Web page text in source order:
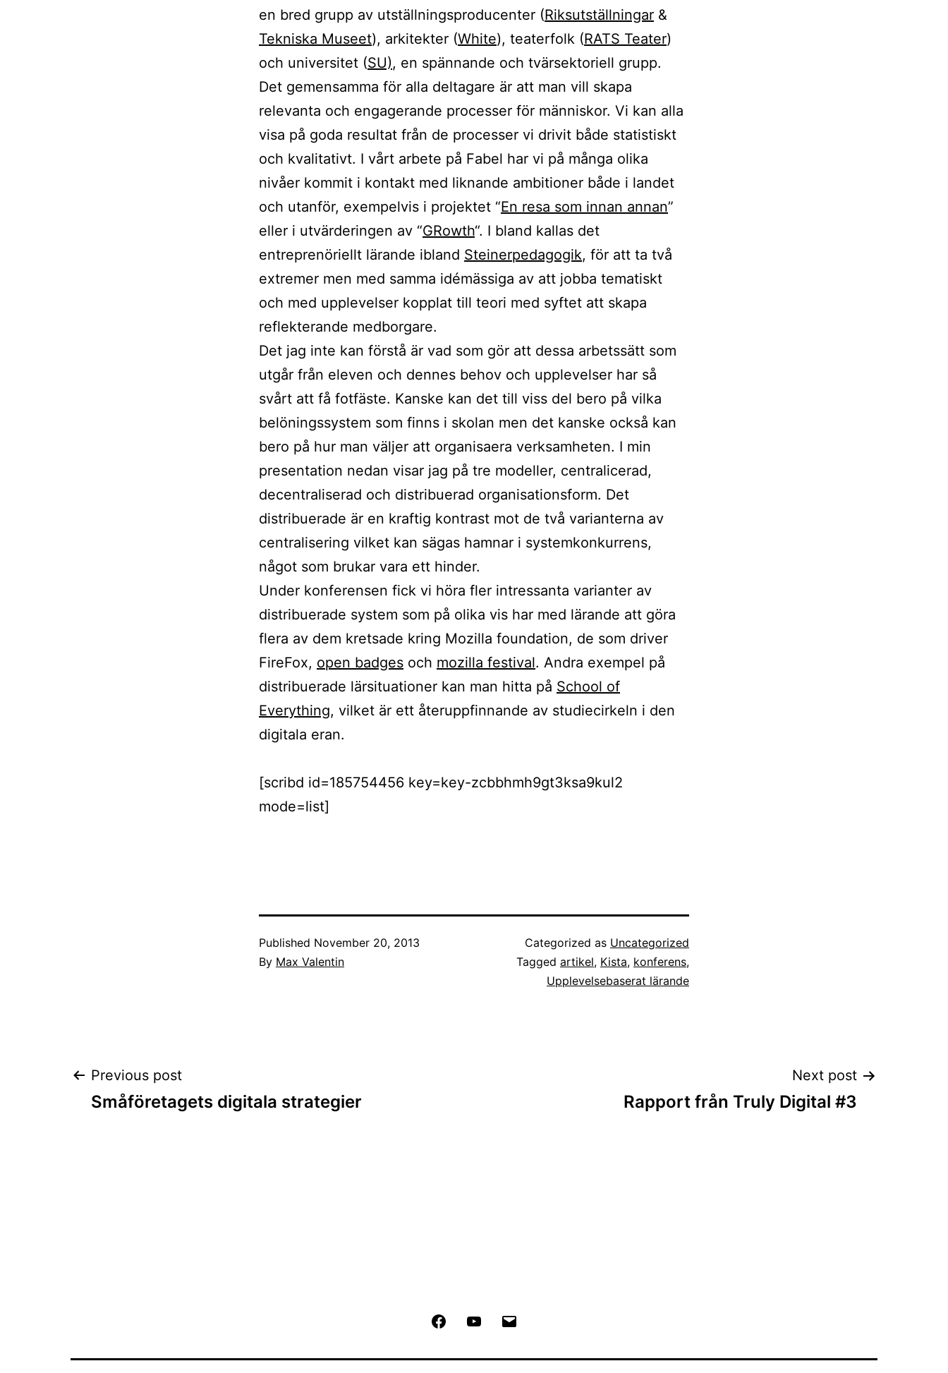
en bred grupp av utställningsproducenter (Riksutställningar &
Tekniska Museet), arkitekter (White), teaterfolk (RATS Teater)
och universitet (SU), en spännande och tvärsektoriell grupp.
Det gemensamma för alla deltagare är att man vill skapa
relevanta och engagerande processer för människor. Vi kan alla
visa på goda resultat från de processer vi drivit både statistiskt
och kvalitativt. I vårt arbete på Fabel har vi på många olika
nivåer kommit i kontakt med liknande ambitioner både i landet
och utanför, exempelvis i projektet “En resa som innan annan”
eller i utvärderingen av “GRowth“. I bland kallas det
entreprenöriellt lärande ibland Steinerpedagogik, för att ta två
extremer men med samma idémässiga av att jobba tematiskt
och med upplevelser kopplat till teori med syftet att skapa
reflekterande medborgare.
Det jag inte kan förstå är vad som gör att dessa arbetssätt som
utgår från eleven och dennes behov och upplevelser har så
svårt att få fotfäste. Kanske kan det till viss del bero på vilka
belöningssystem som finns i skolan men det kanske också kan
bero på hur man väljer att organisaera verksamheten. I min
presentation nedan visar jag på tre modeller, centralicerad,
decentraliserad och distribuerad organisationsform. Det
distribuerade är en kraftig kontrast mot de två varianterna av
centralisering vilket kan sägas hamnar i systemkonkurrens,
något som brukar vara ett hinder.
Under konferensen fick vi höra fler intressanta varianter av
distribuerade system som på olika vis har med lärande att göra
flera av dem kretsade kring Mozilla foundation, de som driver
FireFox, open badges och mozilla festival. Andra exempel på
distribuerade lärsituationer kan man hitta på School of
Everything, vilket är ett återuppfinnande av studiecirkeln i den
digitala eran.
[scribd id=185754456 key=key-zcbbhmh9gt3ksa9kul2
mode=list]
Published November 20, 2013
By Max Valentin
Categorized as Uncategorized
Tagged artikel, Kista, konferens,
Upplevelsebaserat lärande
Post
Previous post
Småföretagets digitala strategier
Next post
Rapport från Truly Digital #3
FacebookYoutube